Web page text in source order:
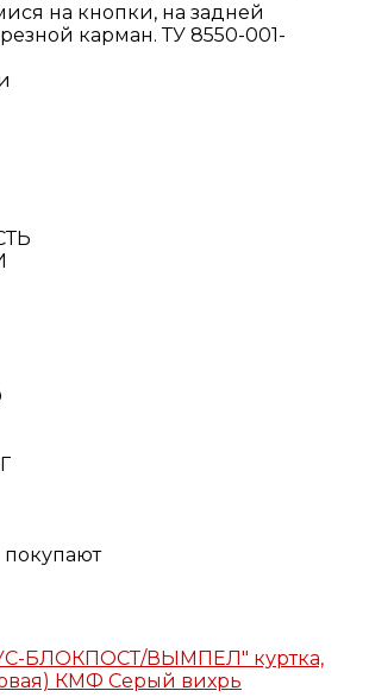
на кнопки, на задней
карман. ТУ 8550-001-
покупают
БЛОКПОСТ/ВЫМПЕЛ" куртка,
КМФ Серый вихрь